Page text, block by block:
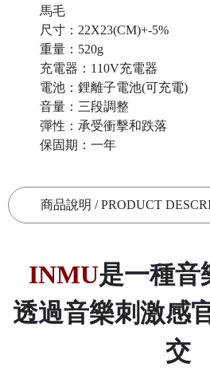
馬毛
尺寸：22X23(CM)+-5%
重量：520g
充電器：110V充電器
電池：鋰離子電池(可充電)
音量：三段調整
彈性：承受衝擊和跌落
保固期：一年
商品說明 / PRODUCT
INMU是一種音
透過音樂刺激感
交